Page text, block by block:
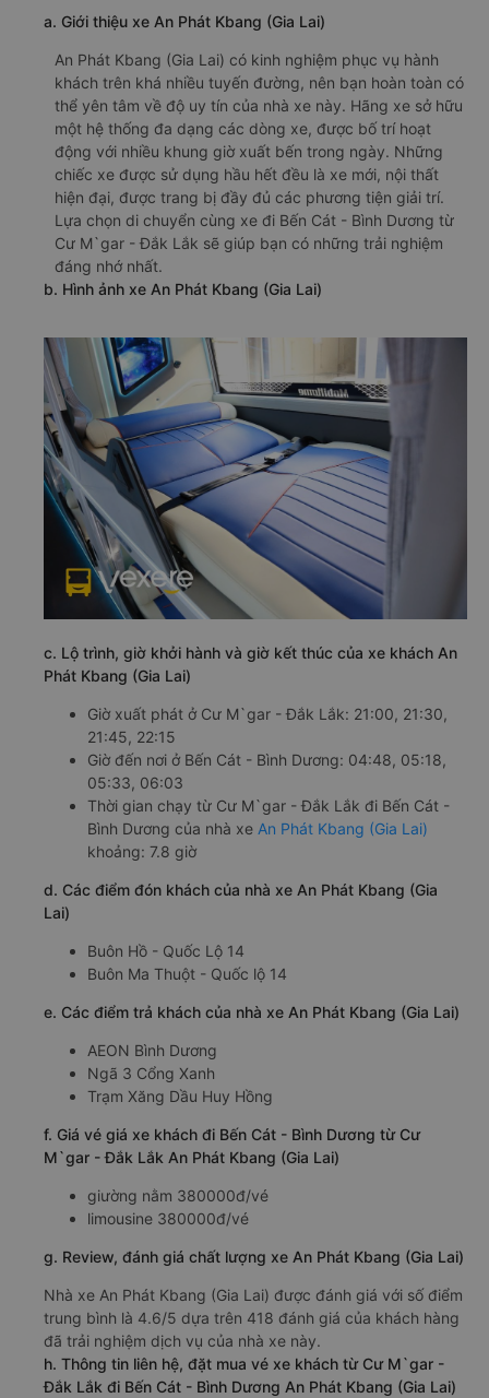
a. Giới thiệu xe An Phát Kbang (Gia Lai)
An Phát Kbang (Gia Lai) có kinh nghiệm phục vụ hành
khách trên khá nhiều tuyến đường, nên bạn hoàn toàn có
thể yên tâm về độ uy tín của nhà xe này. Hãng xe sở hữu
một hệ thống đa dạng các dòng xe, được bố trí hoạt
động với nhiều khung giờ xuất bến trong ngày. Những
chiếc xe được sử dụng hầu hết đều là xe mới, nội thất
hiện đại, được trang bị đầy đủ các phương tiện giải trí.
Lựa chọn di chuyển cùng xe đi Bến Cát - Bình Dương từ
Cư M`gar - Đắk Lắk sẽ giúp bạn có những trải nghiệm
đáng nhớ nhất.
b. Hình ảnh xe An Phát Kbang (Gia Lai)
c. Lộ trình, giờ khởi hành và giờ kết thúc của xe khách An
Phát Kbang (Gia Lai)
Giờ xuất phát ở Cư M`gar - Đắk Lắk: 21:00, 21:30,
21:45, 22:15
Giờ đến nơi ở Bến Cát - Bình Dương: 04:48, 05:18,
05:33, 06:03
Thời gian chạy từ Cư M`gar - Đắk Lắk đi Bến Cát -
Bình Dương của nhà xe An Phát Kbang (Gia Lai)
khoảng: 7.8 giờ
d. Các điểm đón khách của nhà xe An Phát Kbang (Gia
Lai)
Buôn Hồ - Quốc Lộ 14
Buôn Ma Thuột - Quốc lộ 14
e. Các điểm trả khách của nhà xe An Phát Kbang (Gia Lai)
AEON Bình Dương
Ngã 3 Cổng Xanh
Trạm Xăng Dầu Huy Hồng
f. Giá vé giá xe khách đi Bến Cát - Bình Dương từ Cư
M`gar - Đắk Lắk An Phát Kbang (Gia Lai)
giường nằm 380000đ/vé
limousine 380000đ/vé
g. Review, đánh giá chất lượng xe An Phát Kbang (Gia Lai)
Nhà xe An Phát Kbang (Gia Lai) được đánh giá với số điểm
trung bình là 4.6/5 dựa trên 418 đánh giá của khách hàng
đã trải nghiệm dịch vụ của nhà xe này.
h. Thông tin liên hệ, đặt mua vé xe khách từ Cư M`gar -
Đắk Lắk đi Bến Cát - Bình Dương An Phát Kbang (Gia Lai)